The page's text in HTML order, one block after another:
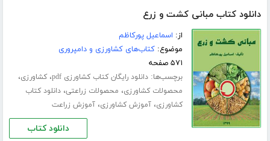
دانلود کتاب مبانی کشت و زرع
از: اسماعیل پورکاظم
موضوع:کتاب‌های کشاورزی و دامپروری
۵۷۱ صفحه
برچسب‌ها:دانلود رایگان کتاب کشاورزی pdf ،کشاورزی،
محصولات کشاورزی، محصولات زراعتی،دانلود کتاب
کشاورزی،آموزش کشاورزی،آموزش زراعت
دانلود کتاب